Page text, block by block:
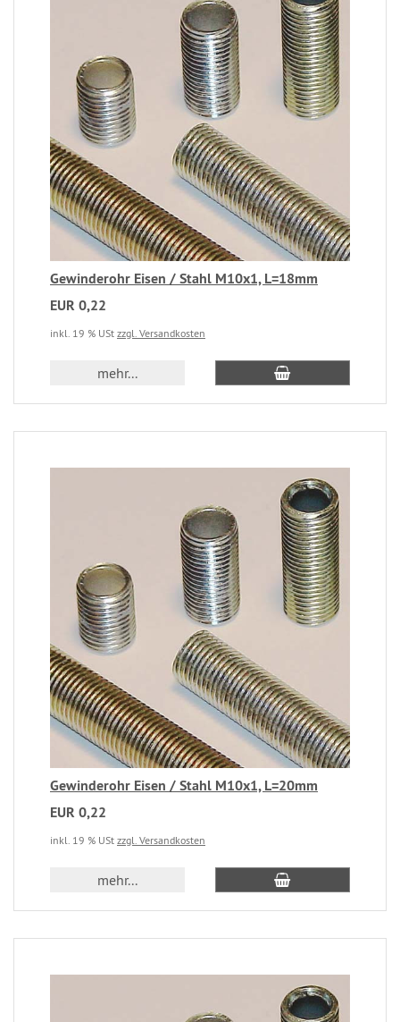
Gewinderohr Eisen / Stahl M10x1, L=18mm
EUR 0,22
inkl. 19 % USt zzgl. Versandkosten
mehr...
Gewinderohr Eisen / Stahl M10x1, L=20mm
EUR 0,22
inkl. 19 % USt zzgl. Versandkosten
mehr...